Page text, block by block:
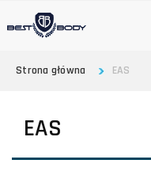
Strona główna
EAS
EAS